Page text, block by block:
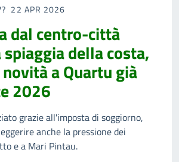
22 APR 2026
dal centro-città
della costa,
a Quartu già
2026
grazie all'imposta di soggiorno,
anche la pressione dei
e a Mari Pintau.